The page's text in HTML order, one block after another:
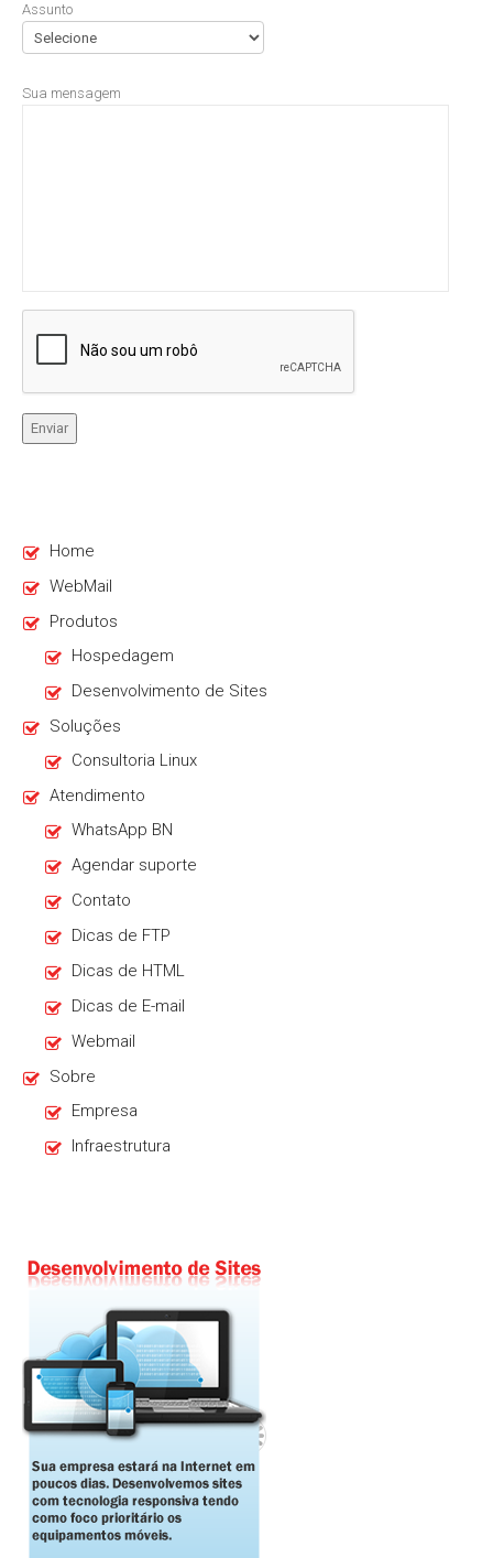
Assunto
Sua mensagem
Home
WebMail
Produtos
Hospedagem
Desenvolvimento de Sites
Soluções
Consultoria Linux
Atendimento
WhatsApp BN
Agendar suporte
Contato
Dicas de FTP
Dicas de HTML
Dicas de E-mail
Webmail
Sobre
Empresa
Infraestrutura